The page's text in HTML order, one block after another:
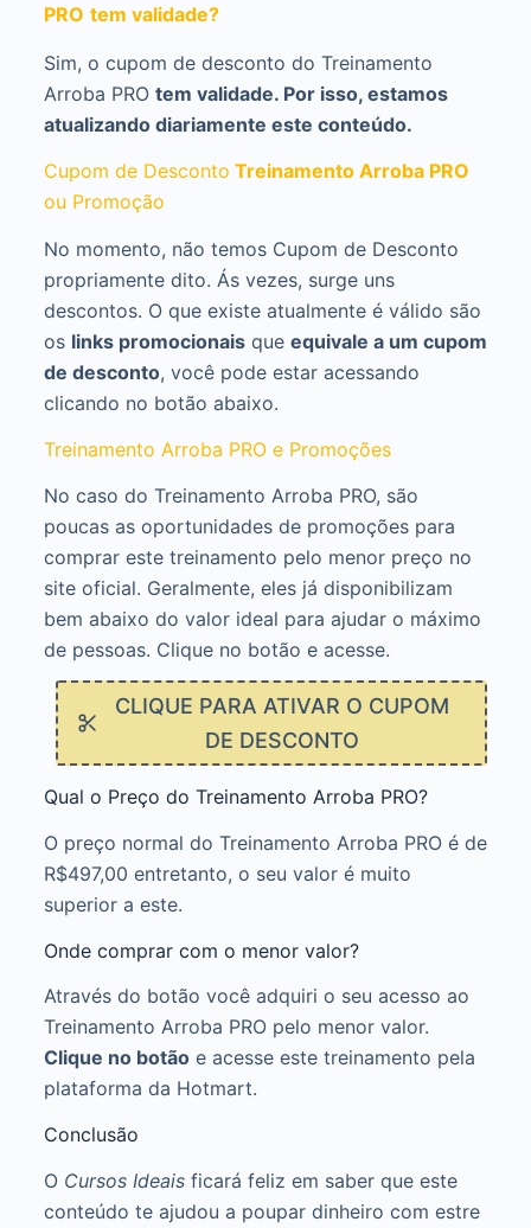
PRO tem validade?
Sim, o cupom de desconto do Treinamento
Arroba PRO tem validade. Por isso, estamos
atualizando diariamente este conteúdo.
Cupom de Desconto Treinamento Arroba PRO
ou Promoção
No momento, não temos Cupom de Desconto
propriamente dito. Ás vezes, surge uns
descontos. O que existe atualmente é válido são
os links promocionaisque equivale a um cupom
de desconto, você pode estar acessando
clicando no botão abaixo.
Treinamento Arroba PRO e Promoções
No caso do Treinamento Arroba PRO, são
poucas as oportunidades de promoções para
comprar este treinamento pelo menor preço no
site oficial. Geralmente, eles já disponibilizam
bem abaixo do valor ideal para ajudar o máximo
de pessoas. Clique no botão e acesse.
CLIQUE PARA ATIVAR O CUPOM
DE DESCONTO
Qual o Preço do Treinamento Arroba PRO?
O preço normal do Treinamento Arroba PRO é de
R$497,00 entretanto, o seu valor é muito
superior a este.
Onde comprar com o menor valor?
Através do botão você adquiri o seu acesso ao
Treinamento Arroba PRO pelo menor valor.
Clique no botãoe acesse este treinamento pela
plataforma da Hotmart.
Conclusão
O Cursos Ideaisficará feliz em saber que este
conteúdo te ajudou a poupar dinheiro com estre